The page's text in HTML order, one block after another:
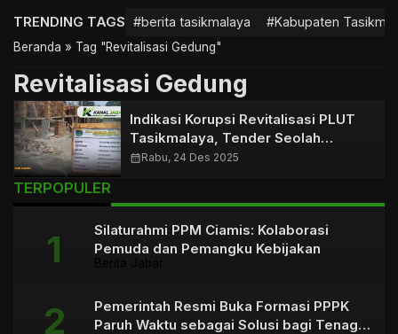
TRENDING TAGS #berita tasikmalaya #Kabupaten
Beranda » Tag "Revitalisasi Gedung"
Revitalisasi Gedung
Indikasi Korupsi Revitalisasi PLUT
Tasikmalaya, Tender Seolah
Formalitas?
calendar_monthRabu, 24 Des 2025
TERPOPULER
Silaturahmi PPM Ciamis: Kolaborasi
Pemuda dan Pemangku Kebijakan
Pemerintah Resmi Buka Formasi PPPK
Paruh Waktu sebagai Solusi bagi Tenaga